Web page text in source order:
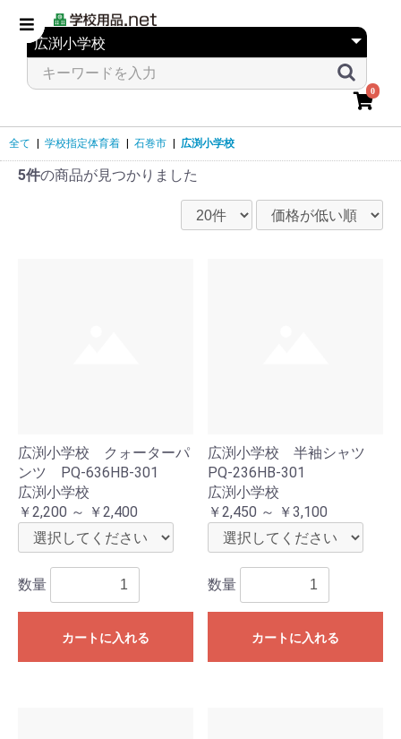
0
全て 学校指定体育着 石巻市 広渕小学校
5件の商品が見つかりました
広渕小学校 クォーターパ
ンツ PQ-636HB-301
広渕小学校
￥2,200 ～ ￥2,400
数量
カートに入れる
広渕小学校 半袖シャツ
PQ-236HB-301
広渕小学校
￥2,450 ～ ￥3,100
数量
カートに入れる